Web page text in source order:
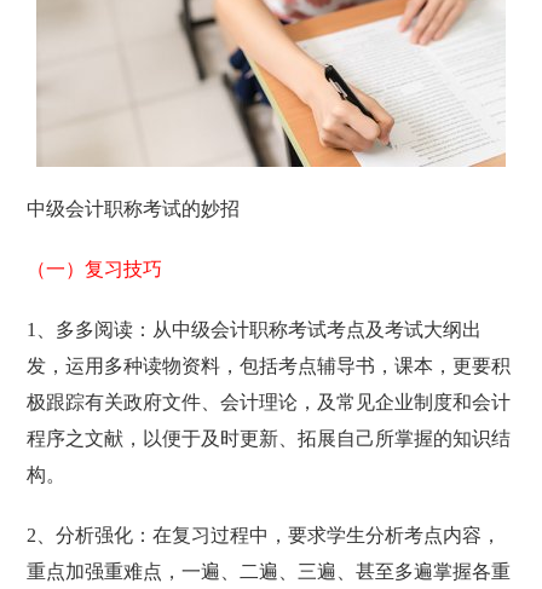
中级会计职称考试的妙招
（一）复习技巧
1、多多阅读：从中级会计职称考试考点及考试大纲出
发，运用多种读物资料，包括考点辅导书，课本，更要积
极跟踪有关政府文件、会计理论，及常见企业制度和会计
程序之文献，以便于及时更新、拓展自己所掌握的知识结
构。
2、分析强化：在复习过程中，要求学生分析考点内容，
重点加强重难点，一遍、二遍、三遍、甚至多遍掌握各重